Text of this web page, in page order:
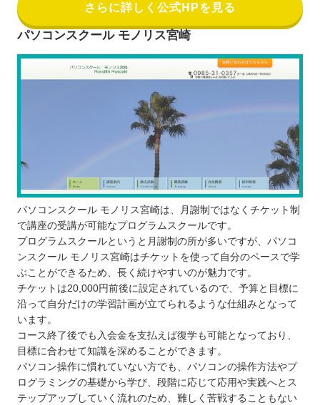
さらに詳しく公式HPを見る
パソコンスクール モノリス宮崎
パソコンスクール モノリス宮崎は、月謝制ではなくチケット制
で講座の受講が可能なプログラムスクールです。
プログラムスクールというと月謝制の所が多いですが、パソコ
ンスクール モノリス宮崎はチケットを使って自分のペースで学
ぶことができるため、長く続けやすいのが魅力です。
チケットは20,000円前後に設定されているので、予算と目標に
沿って自分だけの学習計画が立てられるような仕組みとなって
います。
コース終了後でも入会金を支払えば復学も可能となっており、
目標に合わせて知識を深めることができます。
パソコン操作に慣れていない方でも、パソコンの操作方法やプ
ログラミングの基礎から学び、段階に応じて応用や実践へとス
テップアップしていく流れのため、難しく苦戦することもない